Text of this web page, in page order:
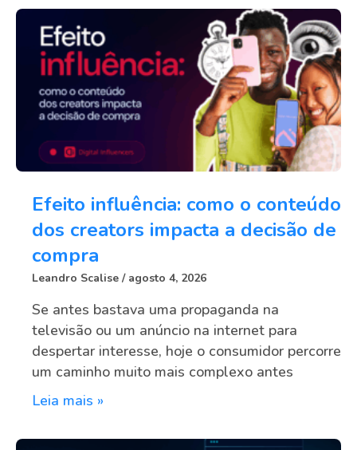
Efeito influência: como o conteúdo
dos creators impacta a decisão de
compra
Leandro Scalise agosto 4, 2026
Se antes bastava uma propaganda na
televisão ou um anúncio na internet para
despertar interesse, hoje o consumidor percorre
um caminho muito mais complexo antes
Leia mais »